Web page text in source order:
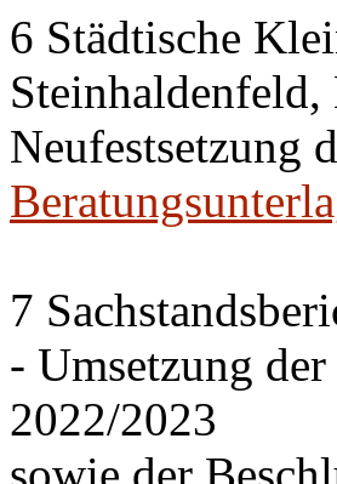
6 Städtische
Neufestsetzung
7
- Umsetzung
2022/2023